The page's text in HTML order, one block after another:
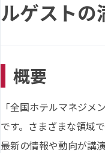
ルゲストの
概要
「全国ホテルマネジ
です。さまざまな領域
最新の情報や動向が講演